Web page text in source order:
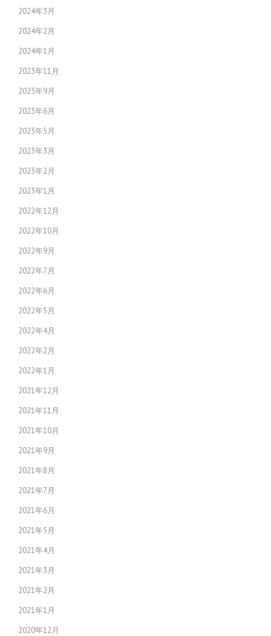
2024年3月
2024年2月
2024年1月
2023年11月
2023年9月
2023年6月
2023年5月
2023年3月
2023年2月
2023年1月
2022年12月
2022年10月
2022年9月
2022年7月
2022年6月
2022年5月
2022年4月
2022年2月
2022年1月
2021年12月
2021年11月
2021年10月
2021年9月
2021年8月
2021年7月
2021年6月
2021年5月
2021年4月
2021年3月
2021年2月
2021年1月
2020年12月